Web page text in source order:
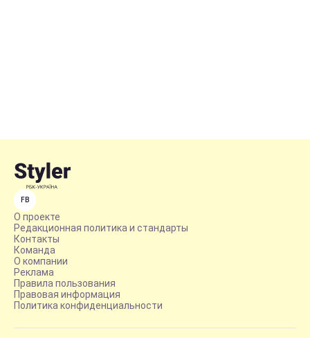
FB
О проекте
Редакционная политика и стандарты
Контакты
Команда
О компании
Реклама
Правила пользования
Правовая информация
Политика конфиденциальности